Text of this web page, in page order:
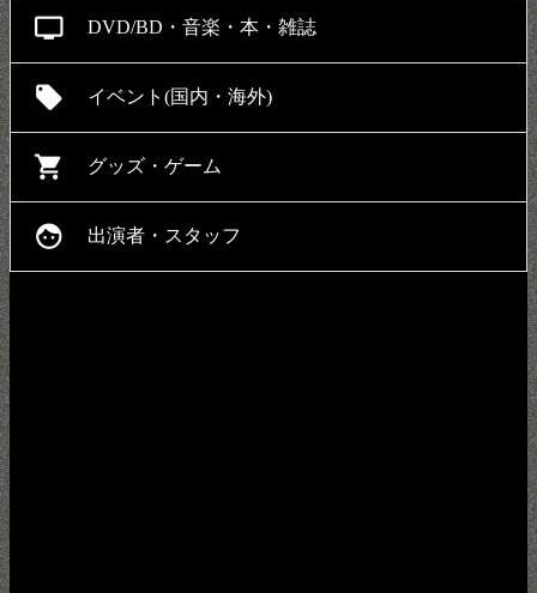
personal_video DVD/BD・音楽・本・雑誌
local_offer イベント(国内・海外)
shopping_cart グッズ・ゲーム
face 出演者・スタッフ